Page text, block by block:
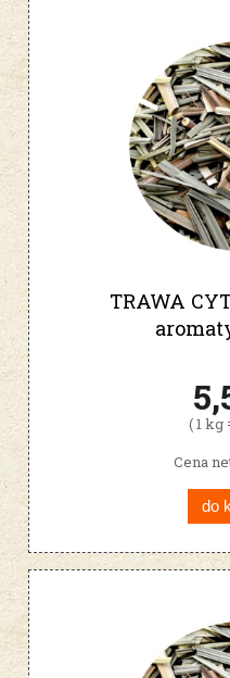
TRAWA
( 1 kg
Cena
do